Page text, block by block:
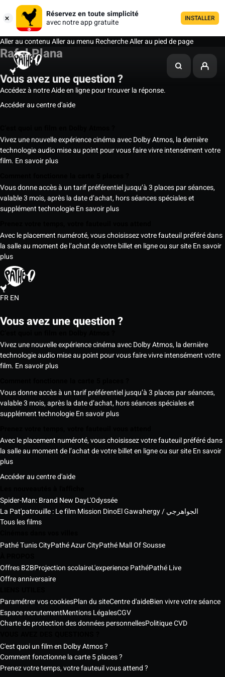
Réservez en toute simplicité
avec notre app gratuite
INSTALLER
Aller au contenuAller au menu RechercheAller au pied de page
Rafel Plana
Vous avez une question ?
Accédez à notre Aide en ligne pour trouver la réponse.
Accéder au centre d'aide
Vivez une nouvelle expérience cinéma avec Dolby Atmos, la dernière
technologie audio mise au point pour vous faire vivre intensément votre
film. En savoir plus
Vous donne accès à un tarif préférentiel jusqu’à 3 places par séances,
valable 3 mois, après la date d’achat, hors séances spéciales et
supplément technologieEn savoir plus
Avec le placement numéroté, vous choisissez votre fauteuil préféré dans
la salle au moment de l’achat de votre billet en ligne ou sur siteEn savoir
plus
FREN
Vous avez une question ?
Vivez une nouvelle expérience cinéma avec Dolby Atmos, la dernière
technologie audio mise au point pour vous faire vivre intensément votre
film. En savoir plus
Vous donne accès à un tarif préférentiel jusqu’à 3 places par séances,
valable 3 mois, après la date d’achat, hors séances spéciales et
supplément technologieEn savoir plus
Avec le placement numéroté, vous choisissez votre fauteuil préféré dans
la salle au moment de l’achat de votre billet en ligne ou sur siteEn savoir
plus
Accéder au centre d'aide
Spider-Man: Brand New DayL'Odyssée
La Pat'patrouille : Le film Mission Dino
El Gawahergy / الجواهرجي
Tous les films
Pathé Tunis CityPathé Azur CityPathé Mall Of Sousse
Offres B2BProjection scolaireL'experience PathéPathé Live
Offre anniversaire
Paramétrer vos cookiesPlan du siteCentre d'aideBien vivre votre séance
Espace recrutementMentions LégalesCGV
Charte de protection des données personnellesPolitique CVD
C'est quoi un film en Dolby Atmos ?
Comment fonctionne la carte 5 places ?
Prenez votre temps, votre fauteuil vous attend ?